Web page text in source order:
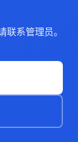
系管理员。